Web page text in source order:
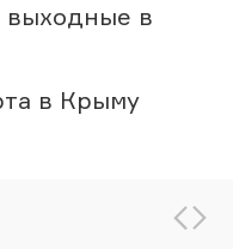
выходные в
в Крыму